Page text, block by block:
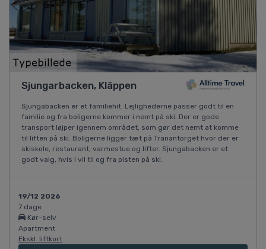
Sjungarbacken, Kläppen
Sjungabacken er et familiehit. Lejlighederne passer godt til en
familie og fra boligerne kommer i nemt på ski. Der er gode
transport løjper igennem området, som gør det nemt at komme
til liften på ski. Boligerne ligger tæt på Tranantorget hvor der er
skiskole, restaurant, varmestue og lifter. Sjungabacken er et
godt valg, hvis I vil til og fra pisten på ski.
19/12 2026
7 dage
Kør-selv
Apartment
Ekskl. liftkort